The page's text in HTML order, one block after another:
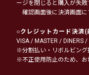
ージを閉じると購入が失敗
確認画面後に決済画面に
○クレジットカード決済(
VISA / MASTER / DINERS
※分割払い・リボルビング
※不正使用防止のため、お